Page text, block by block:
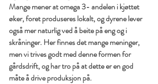
Mange mener at omega 3- andelen i kjøttet
øker, foret produseres lokalt, og dyrene lever
også mer naturlig ved å beite på eng og i
skråninger. Her finnes det mange meninger,
men vi trives godt med denne formen for
gårdsdrift, og har tro på at dette er en god
måte å drive produksjon på.